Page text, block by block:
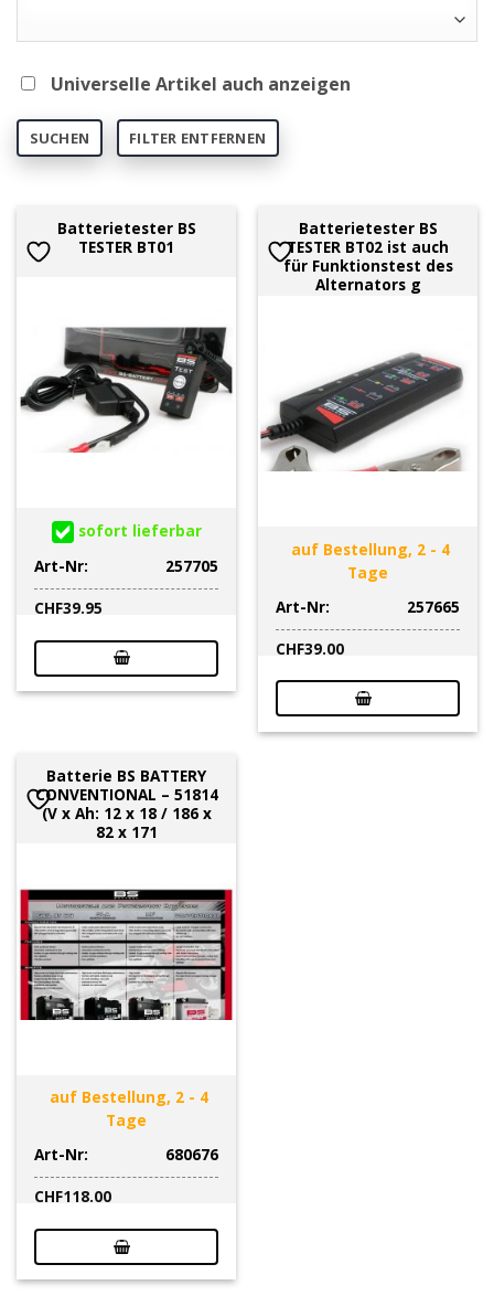
Universelle Artikel auch anzeigen
SUCHEN FILTER ENTFERNEN
Batterietester BS
TESTER BT01
sofort lieferbar
Art-Nr:
257705
CHF39.95
Batterietester BS
TESTER BT02 ist auch
für Funktionstest des
Alternators g
auf Bestellung, 2 - 4
Tage
Art-Nr:
257665
CHF39.00
Batterie BS BATTERY
CONVENTIONAL – 51814
(V x Ah: 12 x 18 / 186 x
82 x 171
auf Bestellung, 2 - 4
Tage
Art-Nr:
680676
CHF118.00